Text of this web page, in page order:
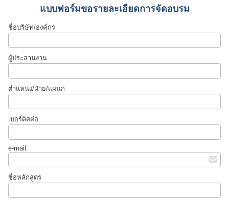
แบบฟอร์มขอรายละเอียดการจัดอบรม
ชื่อบริษัท/องค์กร
ผู้ประสานงาน
ตำแหน่ง/ฝ่าย/แผนก
เบอร์ติดต่อ
e-mail
ชื่อหลักสูตร